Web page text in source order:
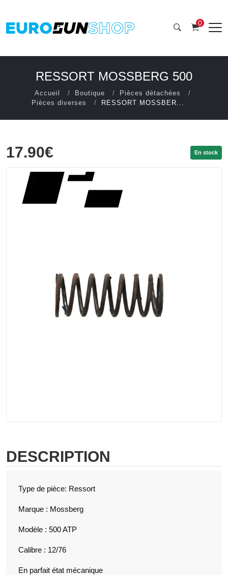
0
RESSORT MOSSBERG 500
Accueil Boutique
Pièces détachées
Pièces diverses
RESSORT MOSSBER...
17.90€ En stock
DESCRIPTION
Type de pièce: Ressort
Marque : Mossberg
Modèle : 500 ATP
Calibre : 12/76
En parfait état mécanique